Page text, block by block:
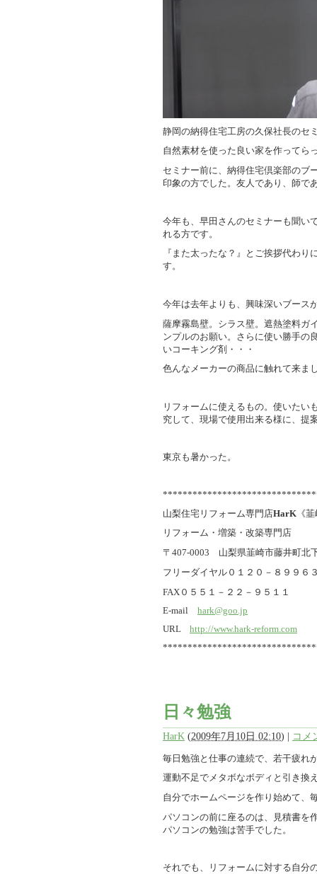
静岡の納得住宅工房の久保社長のセ
自然素材を使った良い家を作ってら
セミナー前に、納得住宅倶楽部のブ
印象の方でした。友人であり、師で
今年も、早田さんのセミナーも聞い
れる方です。
『また太ったな？』とご挨拶代わ
す。
今年は去年よりも、興味深いブース
薩摩霧島壁。シラス壁。遮熱塗料ガ
ンプルのお願い。さらに使い勝手の
いコーキング剤・・・
色んなメーカーの商品に触れて来ま
リフォームに使えるもの。使いたい
究して、現場で使用出来る様に、提
東京も暑かった。
山梨住宅リフォーム専門店HarK 《
リフォーム・増築・改築専門店
〒407-0003 山梨県韮崎市藤井町北
フリーダイヤル０１２０－８９９６
FAX０５５１－２２－９５１１
E-mail hark@goo.jp
URL http://www.hark-reform.com
日々勉強
HarK (2009年7月10日 02:10) | コメ
毎日勉強と仕事の連続で、若干疲れ
運動不足でメタボなボディと引き換
自分でホームページを作り始めて、
パソコンの前に座るのは、見積書を
パソコンの勉強は苦手でした。
それでも、リフォームに対する自分